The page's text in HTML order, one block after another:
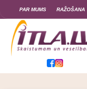
PAR MUMS RAŽOŠANA